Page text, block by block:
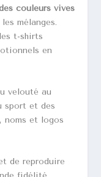
couleurs vives
mélanges.
t-shirts
en
velouté au
sport et des
noms et logos
de reproduire